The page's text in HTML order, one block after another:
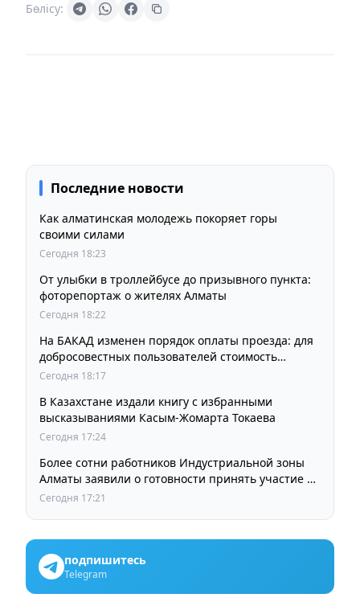
Бөлісу:
Последние новости
Как алматинская молодежь покоряет горы
своими силами
Сегодня 18:23
От улыбки в троллейбусе до призывного пункта:
фоторепортаж о жителях Алматы
Сегодня 18:22
На БАКАД изменен порядок оплаты проезда: для
добросовестных пользователей стоимость
остается прежней
Сегодня 18:17
В Казахстане издали книгу с избранными
высказываниями Касым-Жомарта Токаева
Сегодня 17:24
Более сотни работников Индустриальной зоны
Алматы заявили о готовности принять участие в
выборах членов Курылтая
Сегодня 17:21
подпишитесь
Telegram